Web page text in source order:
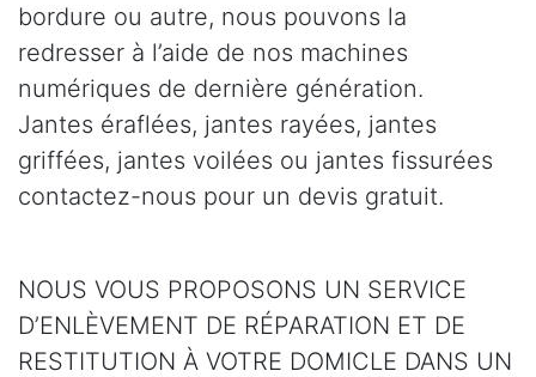
bordure ou autre, nous pouvons la
redresser à l’aide de nos machines
numériques de dernière génération.
Jantes éraflées, jantes rayées, jantes
griffées, jantes voilées ou jantes fissurées
contactez-nous pour un devis gratuit.
NOUS VOUS PROPOSONS UN SERVICE
D’ENLÈVEMENT DE RÉPARATION ET DE
RESTITUTION À VOTRE DOMICLE DANS UN